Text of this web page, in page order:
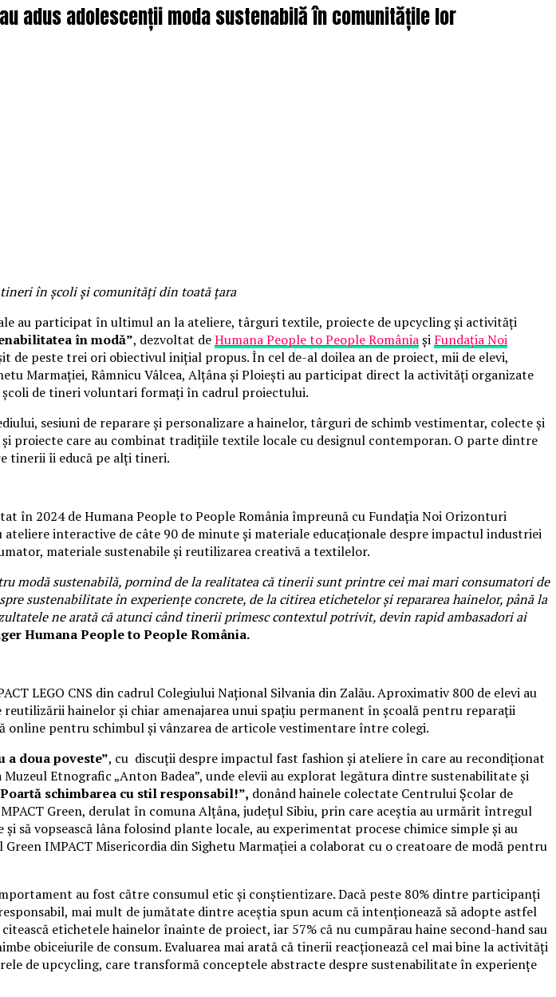
adus adolescenții moda sustenabilă în comunitățile lor
în școli și comunități din toată țara
au participat în ultimul an la ateliere, târguri textile, proiecte de upcycling și activități
în modă”, dezvoltat deHumana People to People Româniași Fundația Noi
de peste trei ori obiectivul inițial propus. În cel de-al doilea an de proiect, mii de elevi,
Marmației, Râmnicu Vâlcea, Alțâna și Ploiești au participat direct la activități organizate
de tineri voluntari formați în cadrul proiectului.
sesiuni de reparare și personalizare a hainelor, târguri de schimb vestimentar, colecte și
proiecte care au combinat tradițiile textile locale cu designul contemporan. O parte dintre
tinerii îi educă pe alți tineri.
în 2024 de Humana People to People România împreună cu Fundația Noi Orizonturi
interactive de câte 90 de minute și materiale educaționale despre impactul industriei
materiale sustenabile și reutilizarea creativă a textilelor.
modă sustenabilă, pornind de la realitatea că tinerii sunt printre cei mai mari consumatori de
sustenabilitate în experiențe concrete, de la citirea etichetelor și repararea hainelor, până la
ne arată că atunci când tinerii primesc contextul potrivit, devin rapid ambasadori ai
Humana People to People România.
LEGO CNS din cadrul Colegiului Național Silvania din Zalău. Aproximativ 800 de elevi au
hainelor și chiar amenajarea unui spațiu permanent în școală pentru reparații
pentru schimbul și vânzarea de articole vestimentare între colegi.
a doua poveste”, cu discuții despre impactul fast fashion și ateliere în care au recondiționat
Etnografic „Anton Badea”, unde elevii au explorat legătura dintre sustenabilitate și
schimbarea cu stil responsabil!”, donând hainele colectate Centrului Școlar de
Green, derulat în comuna Alțâna, județul Sibiu, prin care aceștia au urmărit întregul
să vopsească lâna folosind plante locale, au experimentat procese chimice simple și au
IMPACT Misericordia din Sighetu Marmației a colaborat cu o creatoare de modă pentru
au fost către consumul etic și conștientizare. Dacă peste 80% dintre participanți
mai mult de jumătate dintre aceștia spun acum că intenționează să adopte astfel
etichetele hainelor înainte de proiect, iar 57% că nu cumpărau haine second-hand sau
obiceiurile de consum. Evaluarea mai arată că tinerii reacționează cel mai bine la activități
de upcycling, care transformă conceptele abstracte despre sustenabilitate în experiențe